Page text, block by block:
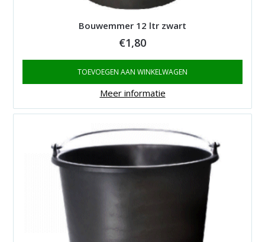
Bouwemmer 12 ltr zwart
€1,80
TOEVOEGEN AAN WINKELWAGEN
Meer informatie